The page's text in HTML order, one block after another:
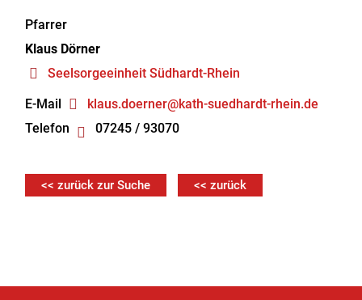
Pfarrer
Klaus Dörner
Seelsorgeeinheit Südhardt-Rhein
E-Mail
klaus.doerner@kath-suedhardt-rhein.de
Telefon
07245 / 93070
<< zurück zur Suche << zurück